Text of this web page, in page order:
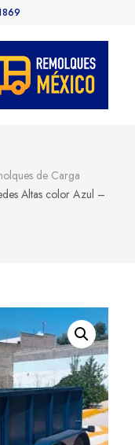
de Carga
Altas color Azul –